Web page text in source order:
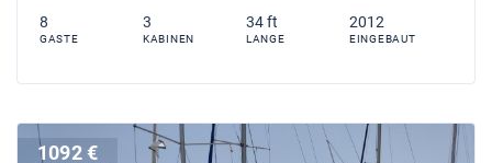
8
GASTE
3
KABINEN
34 ft
LANGE
2012
EINGEBAUT
1092 €